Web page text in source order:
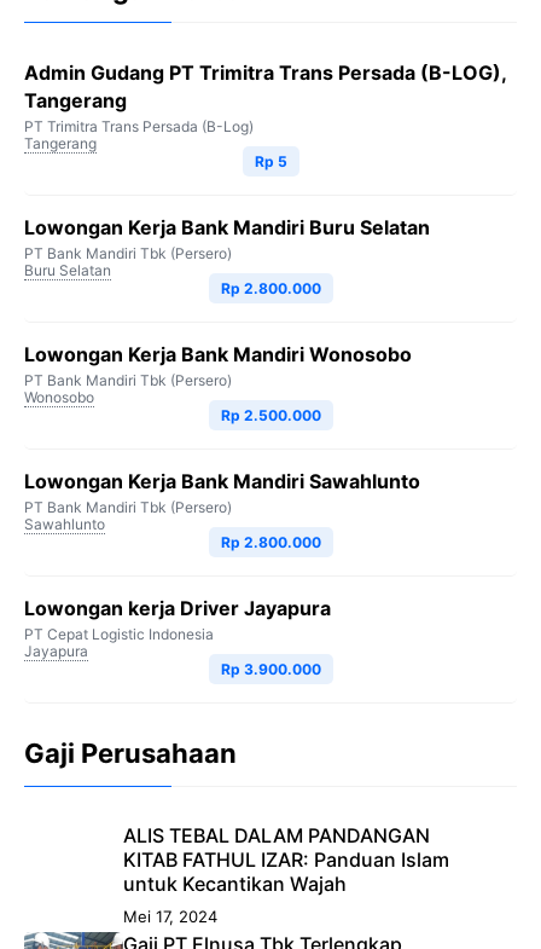
Admin Gudang PT Trimitra Trans Persada (B-LOG),
Tangerang
PT Trimitra Trans Persada (B-Log)
Tangerang
Rp 5
Lowongan Kerja Bank Mandiri Buru Selatan
PT Bank Mandiri Tbk (Persero)
Buru Selatan
Rp 2.800.000
Lowongan Kerja Bank Mandiri Wonosobo
PT Bank Mandiri Tbk (Persero)
Wonosobo
Rp 2.500.000
Lowongan Kerja Bank Mandiri Sawahlunto
PT Bank Mandiri Tbk (Persero)
Sawahlunto
Rp 2.800.000
Lowongan kerja Driver Jayapura
PT Cepat Logistic Indonesia
Jayapura
Rp 3.900.000
Gaji Perusahaan
ALIS TEBAL DALAM PANDANGAN
KITAB FATHUL IZAR: Panduan Islam
untuk Kecantikan Wajah
Mei 17, 2024
Gaji PT Elnusa Tbk Terlengkap